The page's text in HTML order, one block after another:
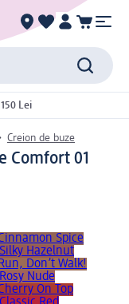
Lei
Creion de buze
Comfort 01
Spice
Hazelnut
Don’t Walk!
Nude
On Top